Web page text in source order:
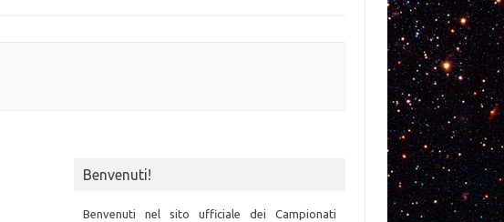
Benvenuti!
Benvenuti nel sito ufficiale dei Campionati